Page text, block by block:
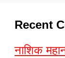
Recent
नाशिक